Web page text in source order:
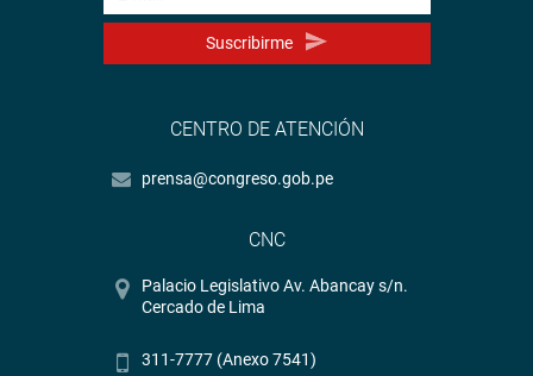
Suscribirme
CENTRO DE ATENCIÓN
prensa@congreso.gob.pe
CNC
Palacio Legislativo Av. Abancay s/n.
Cercado de Lima
311-7777 (Anexo 7541)